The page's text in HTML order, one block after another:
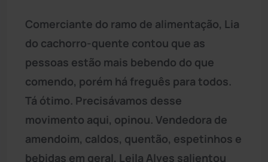
Comerciante do ramo de alimentação, Lia
do cachorro-quente contou que as
pessoas estão mais bebendo do que
comendo, porém há freguês para todos.
Tá ótimo. Precisávamos desse
movimento aqui, opinou. Vendedora de
amendoim, caldos, quentão, espetinhos e
bebidas em geral, Leila Alves salientou